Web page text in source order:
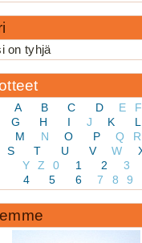
159.00€
Viper 3105V on 1-suu...
3305L
on tyhjä
A B C D E
F
G
H I J K
L
M
N O P Q
R
S
T U V W
Y
Z 0 1 2
3
4
5 6 7 8 9